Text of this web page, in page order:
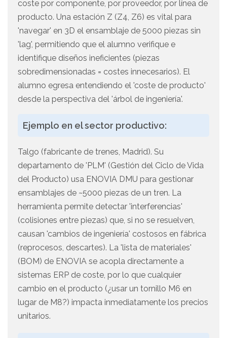
coste por componente, por proveedor, por línea de
producto. Una estación Z (Z4, Z6) es vital para
'navegar' en 3D el ensamblaje de 5000 piezas sin
'lag', permitiendo que el alumno verifique e
identifique diseños ineficientes (piezas
sobredimensionadas = costes innecesarios). El
alumno egresa entendiendo el 'coste de producto'
desde la perspectiva del 'árbol de ingeniería'.
Ejemplo en el sector productivo:
Talgo (fabricante de trenes, Madrid). Su
departamento de 'PLM' (Gestión del Ciclo de Vida
del Producto) usa ENOVIA DMU para gestionar
ensamblajes de ~5000 piezas de un tren. La
herramienta permite detectar 'interferencias'
(colisiones entre piezas) que, si no se resuelven,
causan 'cambios de ingeniería' costosos en fábrica
(reprocesos, descartes). La 'lista de materiales'
(BOM) de ENOVIA se acopla directamente a
sistemas ERP de coste, por lo que cualquier
cambio en el producto (¿usar un tornillo M6 en
lugar de M8?) impacta inmediatamente los precios
unitarios.